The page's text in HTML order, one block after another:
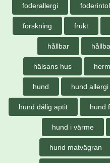
foderallergi
forskning frukt
hållbar
hälsans hus
hund hund
hund dålig aptit hund
hund i värme
hund matvägran